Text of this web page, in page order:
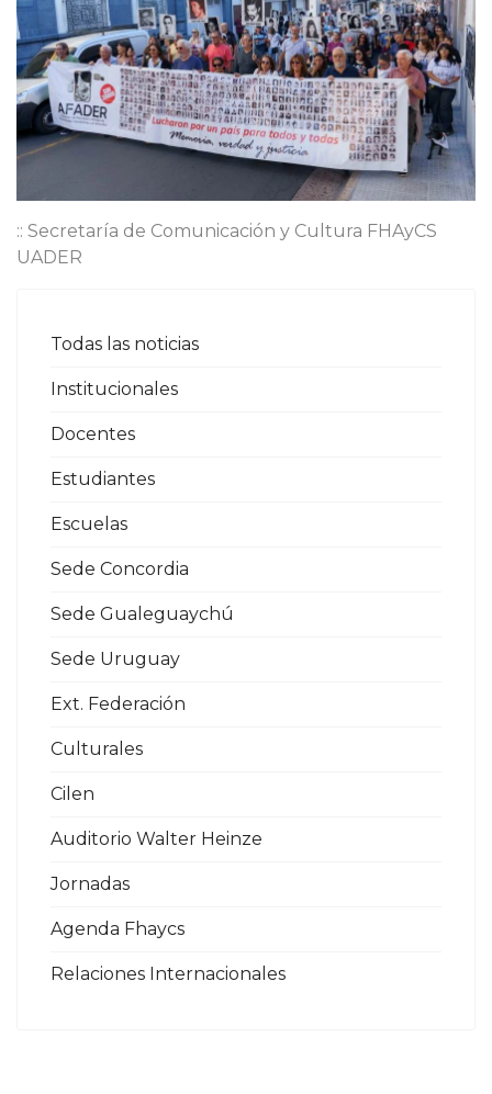
:: Secretaría de Comunicación y Cultura FHAyCS
UADER
Todas las noticias
Institucionales
Docentes
Estudiantes
Escuelas
Sede Concordia
Sede Gualeguaychú
Sede Uruguay
Ext. Federación
Culturales
Cilen
Auditorio Walter Heinze
Jornadas
Agenda Fhaycs
Relaciones Internacionales